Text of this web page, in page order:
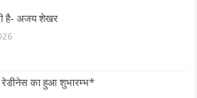
है- अजय शेखर
का हुआ शुभारम्भ*